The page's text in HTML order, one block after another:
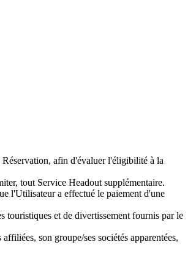
Réservation, afin d'évaluer l'éligibilité à la
tout Service Headout supplémentaire.
l'Utilisateur a effectué le paiement d'une
touristiques et de divertissement fournis par le
son groupe/ses sociétés apparentées,